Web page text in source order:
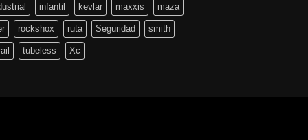
infantil kevlar maxxis maza
rockshox ruta Seguridad smith
tubeless Xc